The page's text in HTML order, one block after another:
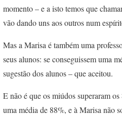
momento – e a isto temos que
vão dando uns aos outros num
Mas a Marisa é também uma
seus alunos: se conseguissem uma
sugestão dos alunos – que aceitou.
E não é que os miúdos superaram
uma média de 88%, e à Marisa não